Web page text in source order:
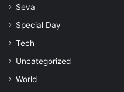
Seva
Special Day
Tech
Uncategorized
World